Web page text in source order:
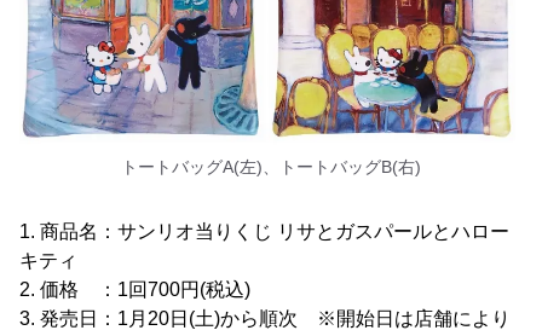
トートバッグA(左)、トートバッグB(右)
1. 商品名：サンリオ当りくじ リサとガスパールとハロー
キティ
2. 価格 ：1回700円(税込)
3. 発売日：1月20日(土)から順次 ※開始日は店舗により